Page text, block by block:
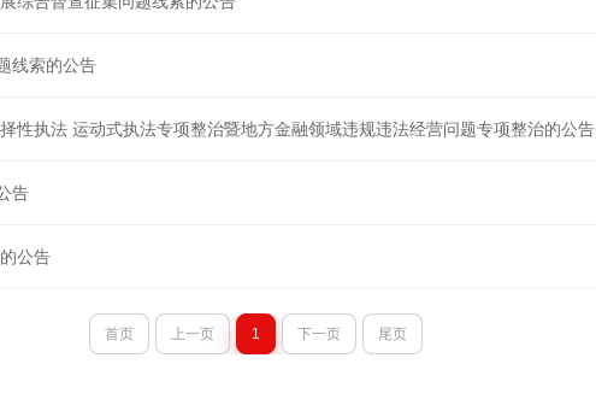
线索的公告
性执法 运动式执法专项整治暨地方金融领域违规违法经营问题专项整治的公告
告
公告
首页 上一页 1 下一页 尾页